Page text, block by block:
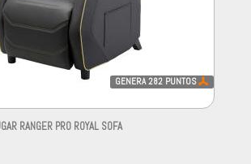
GENERA282 PUNTOS
RANGER PRO ROYAL SOFA